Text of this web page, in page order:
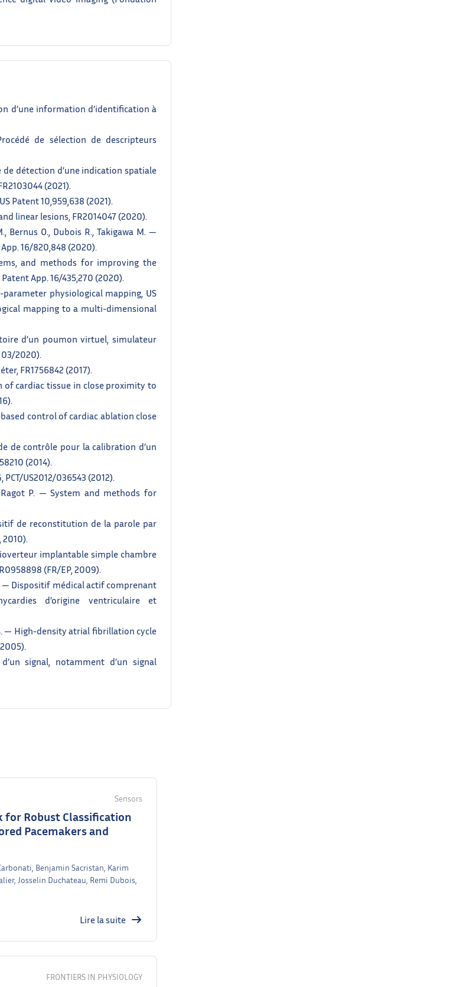
d’une information d’identification à
de sélection de descripteurs
de détection d’une indication spatiale
(2021).
Patent 10,959,638 (2021).
linear lesions, FR2014047 (2020).
Bernus O., Dubois R., Takigawa M. —
16/820,848 (2020).
and methods for improving the
App. 16/435,270 (2020).
parameter physiological mapping, US
mapping to a multi-dimensional
d’un poumon virtuel, simulateur
03/2020).
FR1756842 (2017).
of cardiac tissue in close proximity to
control of cardiac ablation close
de contrôle pour la calibration d’un
(2014).
US2012/036543 (2012).
Ragot P. — System and methods for
de reconstitution de la parole par
implantable simple chambre
(FR/EP, 2009).
J. — Dispositif médical actif comprenant
d’origine ventriculaire et
— High-density atrial fibrillation cycle
signal, notamment d’un signal
Sensors
for Robust Classification
Pacemakers and
Benjamin Sacristan, Karim
Josselin Duchateau, Remi Dubois,
Lire la suite
FRONTIERS IN PHYSIOLOGY